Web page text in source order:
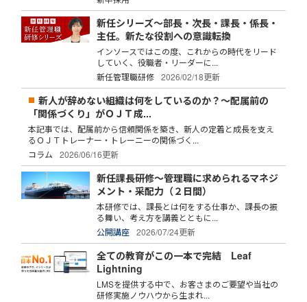
新任シリーズ～部長・次長・課長・係長・
主任。新たな役割への意識転換
インソースではこの度、これからの時代をリード
していく、役職者・リーダーに...
新任管理職研修
2026/02/18更新
新人が辞めない組織は何をしているのか？～配属前の
「関係づくり」がＯＪＴ成...
本記事では、配属前から信頼関係を築き、新人の定着と成長を支え
るＯＪＴトレーナー・トレーニーの関係づく...
コラム
2026/06/16更新
新任課長研修～管理職に求められるマネジ
メント・采配力（２日間）
本研修では、課長とは何をする仕事か、課長の振
る舞い、考え方を講義とともに...
公開講座
2026/07/24更新
全ての教育がこの一本で完結 Leaf
Lightning
LMSを提供する中で、お客さまのご要望や当社の
研修実施ノウハウから生まれ...